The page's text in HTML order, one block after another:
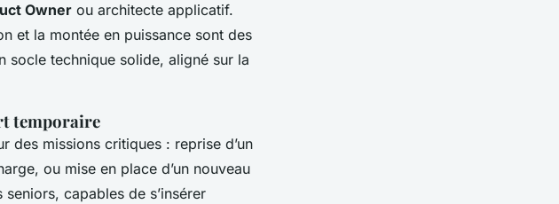
Owner ou architecte applicatif.
et la montée en puissance sont des
socle technique solide, aligné sur la
temporaire
des missions critiques : reprise d’un
ou mise en place d’un nouveau
capables de s’insérer